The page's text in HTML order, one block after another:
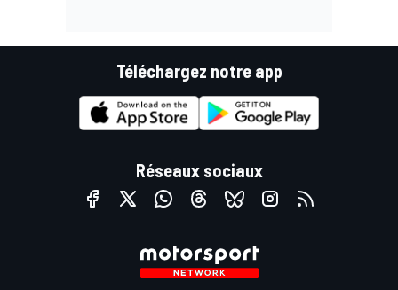
Téléchargez notre app
Réseaux sociaux